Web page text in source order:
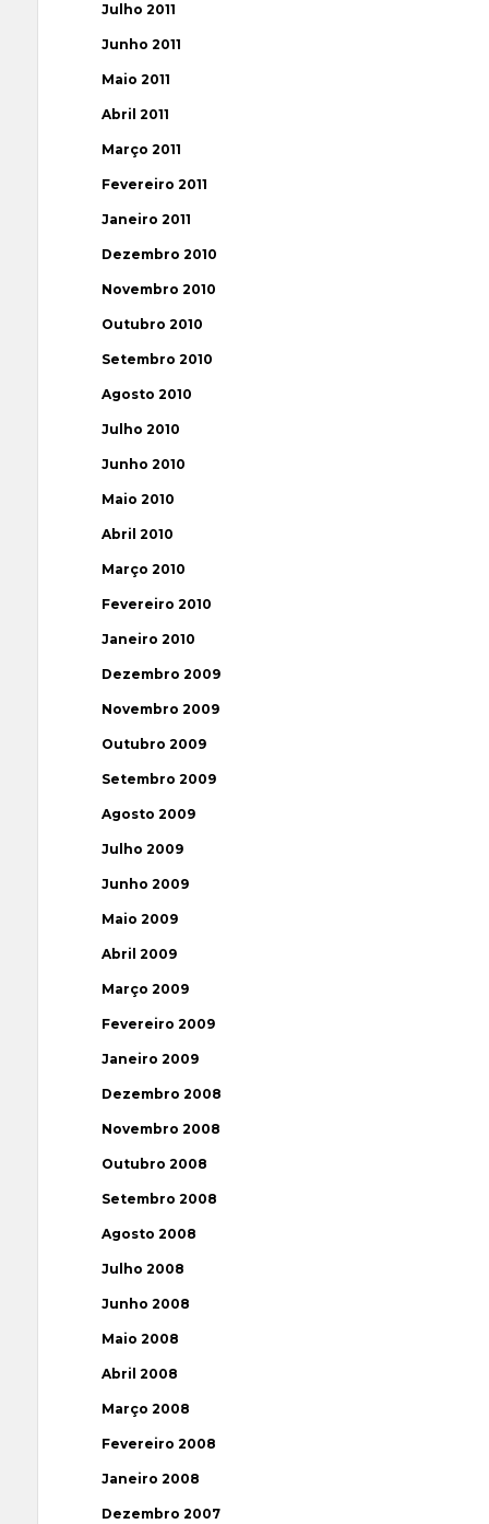
Julho 2011
Junho 2011
Maio 2011
Abril 2011
Março 2011
Fevereiro 2011
Janeiro 2011
Dezembro 2010
Novembro 2010
Outubro 2010
Setembro 2010
Agosto 2010
Julho 2010
Junho 2010
Maio 2010
Abril 2010
Março 2010
Fevereiro 2010
Janeiro 2010
Dezembro 2009
Novembro 2009
Outubro 2009
Setembro 2009
Agosto 2009
Julho 2009
Junho 2009
Maio 2009
Abril 2009
Março 2009
Fevereiro 2009
Janeiro 2009
Dezembro 2008
Novembro 2008
Outubro 2008
Setembro 2008
Agosto 2008
Julho 2008
Junho 2008
Maio 2008
Abril 2008
Março 2008
Fevereiro 2008
Janeiro 2008
Dezembro 2007